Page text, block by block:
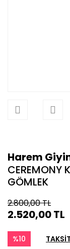
Harem
CEREMONY
GÖMLEK
2.800,00 TL
2.520,00 TL
%10